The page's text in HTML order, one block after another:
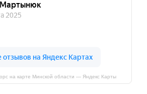
на карте Минской области — Яндекс Карты